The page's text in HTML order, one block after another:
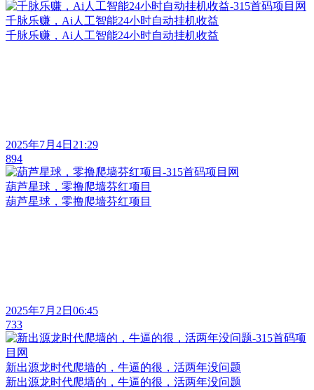
千脉乐赚，Ai人工智能24小时自动挂机收益
千脉乐赚，Ai人工智能24小时自动挂机收益
2025年7月4日21:29
894
葫芦星球，零撸爬墙芬红项目
葫芦星球，零撸爬墙芬红项目
2025年7月2日06:45
733
新出源龙时代爬墙的，牛逼的很，活两年没问题
新出源龙时代爬墙的，牛逼的很，活两年没问题